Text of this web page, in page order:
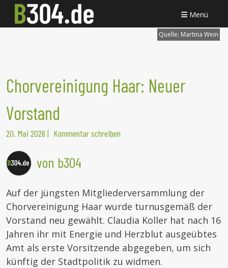
Menü
Quelle: Martina Wein
Chorvereinigung Haar: Neuer
Vorstand
20. Mai 2026 | Kommentar schreiben
von b304
Auf der jüngsten Mitgliederversammlung der
Chorvereinigung Haar wurde turnusgemäß der
Vorstand neu gewählt. Claudia Koller hat nach 16
Jahren ihr mit Energie und Herzblut ausgeübtes
Amt als erste Vorsitzende abgegeben, um sich
künftig der Stadtpolitik zu widmen.